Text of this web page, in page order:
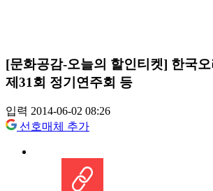
[문화공감-오늘의 할인티켓] 한국
제31회 정기연주회 등
입력 2014-06-02 08:26
선호매체 추가